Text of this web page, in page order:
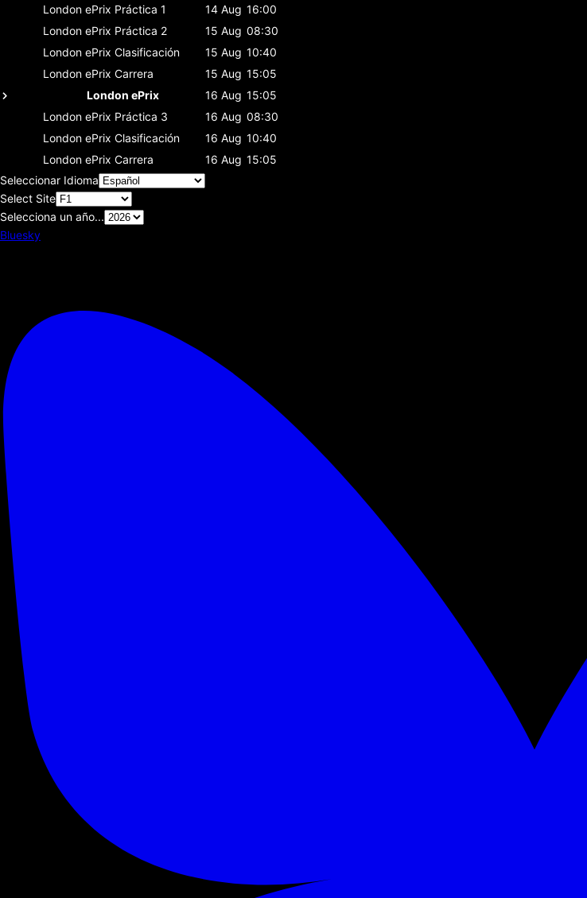
London ePrix Práctica 1 14 Aug 16:00
London ePrix Práctica 2 15 Aug 08:30
London ePrix Clasificación 15 Aug 10:40
London ePrix Carrera 15 Aug 15:05
London ePrix
16 Aug 15:05
London ePrix Práctica 3 16 Aug 08:30
London ePrix Clasificación 16 Aug 10:40
London ePrix Carrera 16 Aug 15:05
Seleccionar Idioma
Select Site
Selecciona un año...
Bluesky